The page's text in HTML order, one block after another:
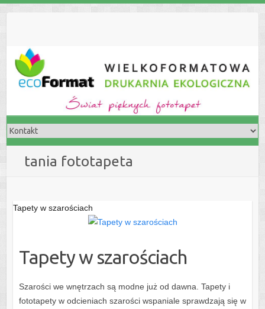
tania fototapeta
Tapety w szarościach
Tapety w szarościach
Szarości we wnętrzach są modne już od dawna. Tapety i
fototapety w odcieniach szarości wspaniale sprawdzają się w